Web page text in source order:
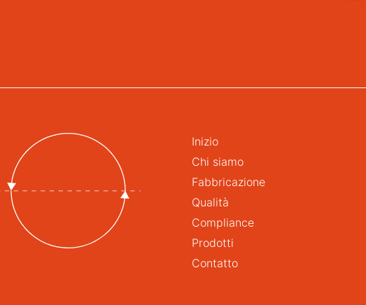
Inizio
Chi siamo
Fabbricazione
Qualità
Compliance
Prodotti
Contatto